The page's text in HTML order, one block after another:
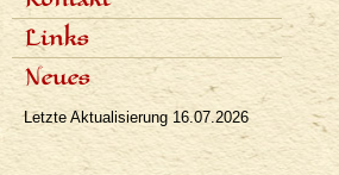
Rundfunk
Fernsehen
Bibliographie
Rezensionen
Links
Neues
Letzte Aktualisierung 16.07.2026